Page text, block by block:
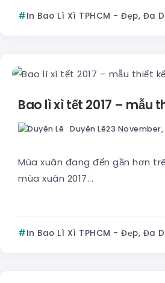
In Bao Lì Xì TPHCM - Đẹp, Đa
Bao lì xì tết 2017 – mẫu
Duyên Lê23 November,
Mùa xuân đang đến gần hơn
mùa xuân 2017...
In Bao Lì Xì TPHCM - Đẹp, Đa